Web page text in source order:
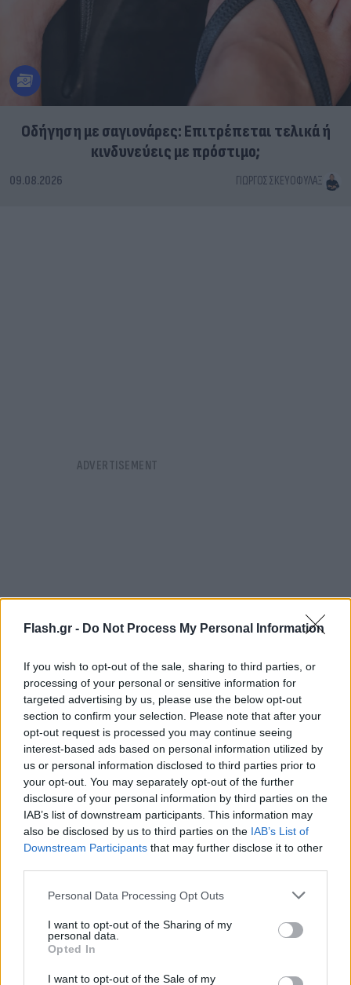
Flash.gr - Do Not Process My Personal Information
If you wish to opt-out of the sale, sharing to third parties, or
processing of your personal or sensitive information for
targeted advertising by us, please use the below opt-out
section to confirm your selection. Please note that after your
opt-out request is processed you may continue seeing
interest-based ads based on personal information utilized by
us or personal information disclosed to third parties prior to
your opt-out. You may separately opt-out of the further
disclosure of your personal information by third parties on the
IAB’s list of downstream participants. This information may
also be disclosed by us to third parties on the IAB’s List of
Downstream Participants that may further disclose it to other
Please note that this website/app uses one or more Google
not limited to your visit or usage behaviour. You may click to
grant or deny consent to Google and its third-party tags to
use your data for below specified purposes in below Google
consent section.
Personal Data Processing Opt Outs
I want to opt-out of the Sharing of my
personal data.
Opted In
I want to opt-out of the Sale of my
Οδήγηση με σαγιονάρες: Επιτρέπεται τελικά ή
κινδυνεύεις με πρόστιμο;
09.08.2026 ΓΙΏΡΓΟΣ ΣΚΕΥΟΦΎΛΑΞ
FLASH FOCUS